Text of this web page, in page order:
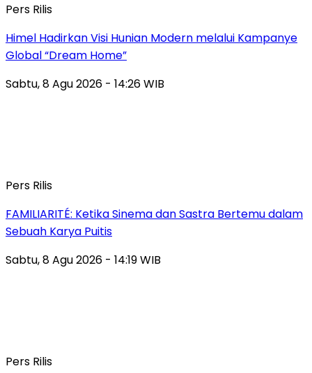
Pers Rilis
Himel Hadirkan Visi Hunian Modern melalui Kampanye
Global “Dream Home”
Sabtu, 8 Agu 2026 - 14:26 WIB
Pers Rilis
FAMILIARITÉ: Ketika Sinema dan Sastra Bertemu dalam
Sebuah Karya Puitis
Sabtu, 8 Agu 2026 - 14:19 WIB
Pers Rilis